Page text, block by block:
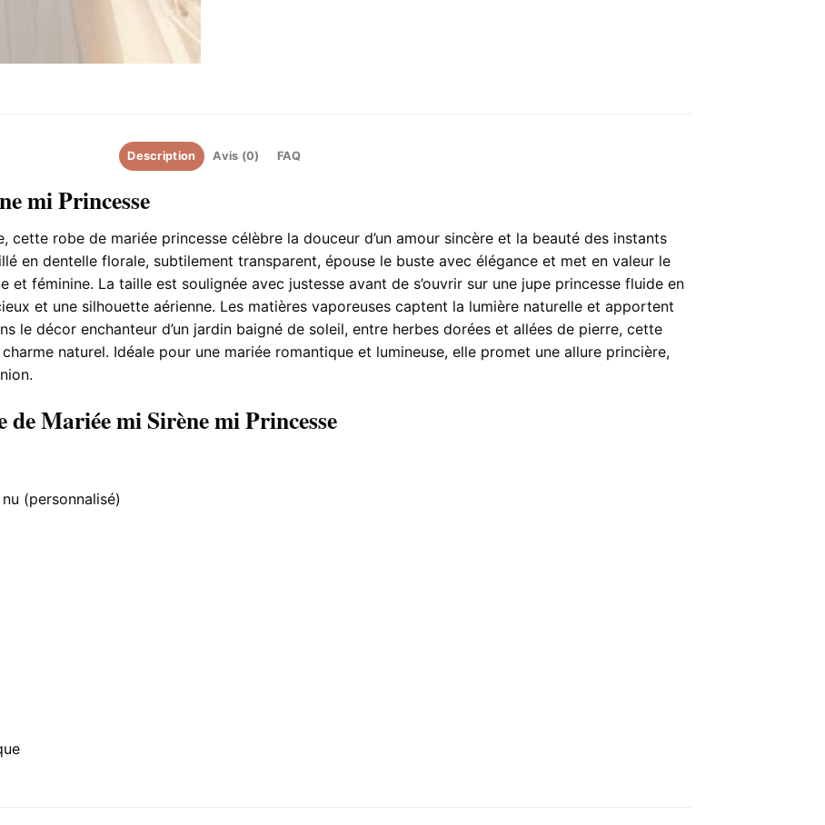
Description Avis (0) FAQ
mi Princesse
cette robe de mariée princesse célèbre la douceur d’un amour sincère et la beauté des instants
en dentelle florale, subtilement transparent, épouse le buste avec élégance et met en valeur le
et féminine. La taille est soulignée avec justesse avant de s’ouvrir sur une jupe princesse fluide en
et une silhouette aérienne. Les matières vaporeuses captent la lumière naturelle et apportent
le décor enchanteur d’un jardin baigné de soleil, entre herbes dorées et allées de pierre, cette
naturel. Idéale pour une mariée romantique et lumineuse, elle promet une allure princière,
Mariée mi Sirène mi Princesse
(personnalisé)